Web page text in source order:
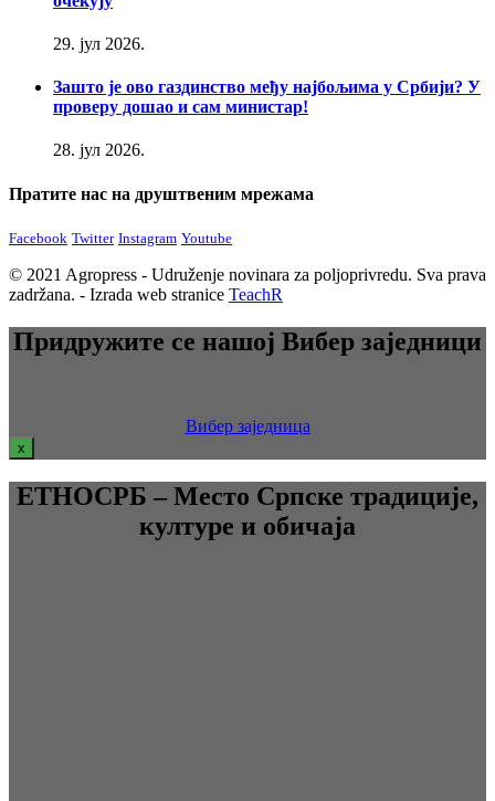
29. јул 2026.
Зашто је ово газдинство међу најбољима у Србији? У
проверу дошао и сам министар!
28. јул 2026.
Пратите нас на друштвеним мрежама
Facebook Twitter Instagram Youtube
© 2021 Agropress - Udruženje novinara za poljoprivredu. Sva prava
zadržana. - Izrada web stranice TeachR
Придружите се нашој Вибер заједници
Вибер заједница
x
ЕТНОСРБ – Место Српске традиције,
културе и обичаја